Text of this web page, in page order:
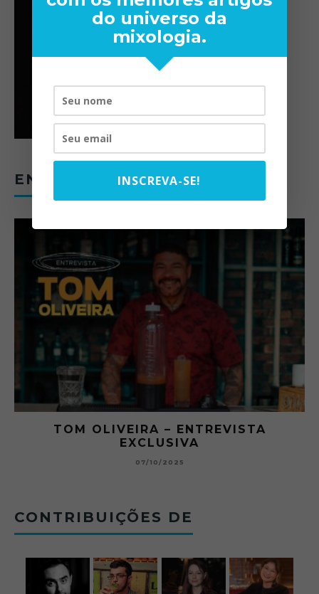
ENTREVISTAS
TOM OLIVEIRA – ENTREVISTA
EXCLUSIVA
07/10/2025
CONTRIBUIÇÕES DE
do universo da
mixologia.
INSCREVA-SE!